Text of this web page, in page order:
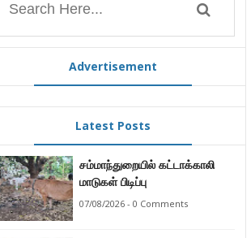
Advertisement
Latest Posts
சம்மாந்துறையில் கட்டாக்காலி
மாடுகள் பிடிப்பு
07/08/2026 - 0 Comments